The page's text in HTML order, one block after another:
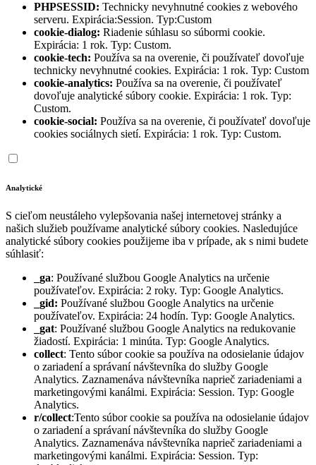
PHPSESSID: Technicky nevyhnutné cookies z webového
serveru. Expirácia:Session. Typ:Custom
cookie-dialog: Riadenie súhlasu so súbormi cookie.
Expirácia: 1 rok. Typ: Custom.
cookie-tech: Používa sa na overenie, či používateľ dovoľuje
technicky nevyhnutné cookies. Expirácia: 1 rok. Typ: Custom
cookie-analytics: Používa sa na overenie, či používateľ
dovoľuje analytické súbory cookie. Expirácia: 1 rok. Typ:
Custom.
cookie-social: Používa sa na overenie, či používateľ dovoľuje
cookies sociálnych sietí. Expirácia: 1 rok. Typ: Custom.
Analytické
S cieľom neustáleho vylepšovania našej internetovej stránky a
našich služieb používame analytické súbory cookies. Nasledujúce
analytické súbory cookies použijeme iba v prípade, ak s nimi budete
súhlasiť:
_ga: Používané službou Google Analytics na určenie
používateľov. Expirácia: 2 roky. Typ: Google Analytics.
_gid: Používané službou Google Analytics na určenie
používateľov. Expirácia: 24 hodín. Typ: Google Analytics.
_gat: Používané službou Google Analytics na redukovanie
žiadostí. Expirácia: 1 minúta. Typ: Google Analytics.
collect: Tento súbor cookie sa používa na odosielanie údajov
o zariadení a správaní návštevníka do služby Google
Analytics. Zaznamenáva návštevníka naprieč zariadeniami a
marketingovými kanálmi. Expirácia: Session. Typ: Google
Analytics.
r/collect:Tento súbor cookie sa používa na odosielanie údajov
o zariadení a správaní návštevníka do služby Google
Analytics. Zaznamenáva návštevníka naprieč zariadeniami a
marketingovými kanálmi. Expirácia: Session. Typ: